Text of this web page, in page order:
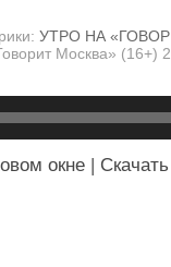
УТРО НА
Москва» (16+)
окне | Скачать